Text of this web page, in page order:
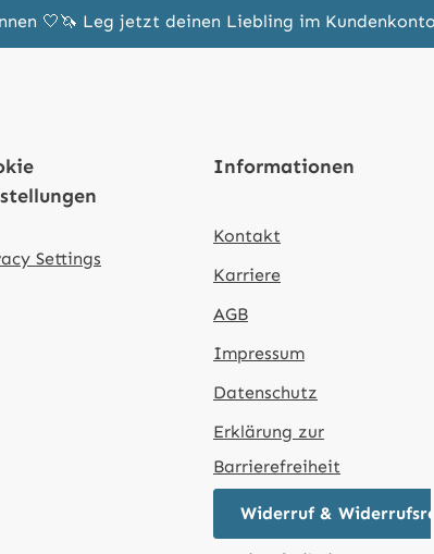
🤍🦄 Leg jetzt deinen Liebling im
Settings
Informationen
Kontakt
Karriere
AGB
Impressum
Datenschutz
Erklärung zur
Barrierefreiheit
Widerruf &